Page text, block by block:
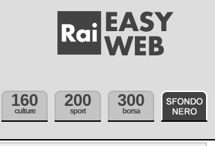
160
culture
200
sport
300
borsa